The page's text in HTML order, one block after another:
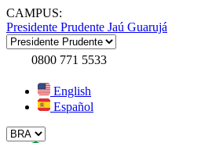
CAMPUS:
Presidente Prudente Jaú Guarujá
0800 771 5533
English
Español